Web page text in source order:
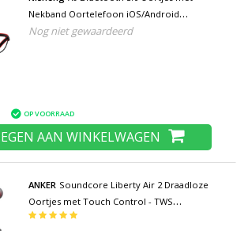
Nekband Oortelefoon iOS/Android
Earphones Ecouteur Clear Sound Zwart
Nog niet gewaardeerd
OP VOORRAAD
AAN WINKELWAGEN
ANKER Soundcore Liberty Air 2 Draadloze
Oortjes met Touch Control - TWS
Bluetooth 5.0 Wireless Buds Earphones